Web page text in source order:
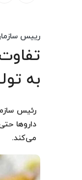
رییس
به
رئیس
می‌کند.